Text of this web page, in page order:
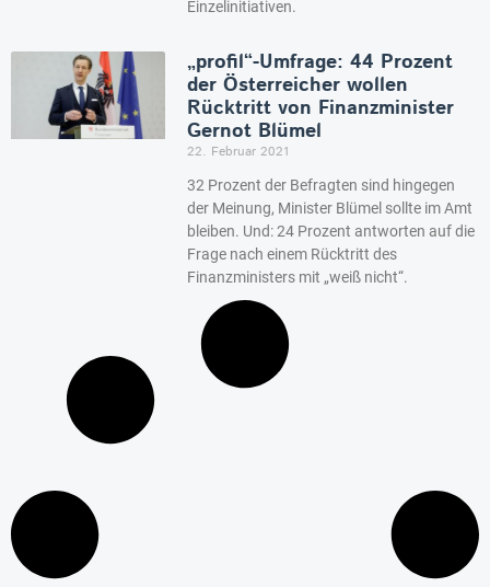
Einzelinitiativen.
„profil“-Umfrage: 44 Prozent
der Österreicher wollen
Rücktritt von Finanzminister
Gernot Blümel
22. Februar 2021
32 Prozent der Befragten sind hingegen
der Meinung, Minister Blümel sollte im Amt
bleiben. Und: 24 Prozent antworten auf die
Frage nach einem Rücktritt des
Finanzministers mit „weiß nicht“.